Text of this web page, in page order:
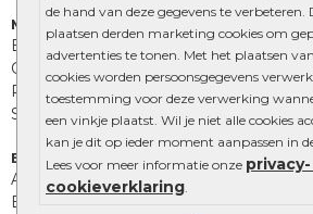
de hand van deze gegevens te verbeteren.
plaatsen derden marketing cookies om
advertenties te tonen. Met het plaatsen
cookies worden persoonsgegevens
toestemming voor deze verwerking
een vinkje plaatst. Wil je niet alle cookies
kan je dit op ieder moment aanpassen in
Lees voor meer informatie onze
cookieverklaring.
Muurelementen
Betonbielzen
Opsluitbanden
Palissades
Stapelblokken
Extra benodigdheden
Afwatering en diversen
Beplantings en betonelementen